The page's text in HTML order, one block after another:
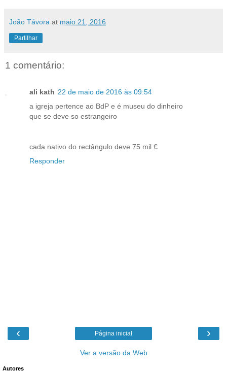
João Távora at maio 21, 2016
Partilhar
1 comentário:
ali kath 22 de maio de 2016 às 09:54
a igreja pertence ao BdP e é museu do dinheiro
que se deve so estrangeiro
cada nativo do rectângulo deve 75 mil €
Responder
‹ ›
Página inicial
Ver a versão da Web
Autores